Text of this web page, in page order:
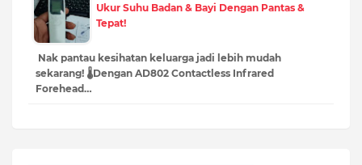
Ukur Suhu Badan & Bayi Dengan Pantas &
Tepat!
Nak pantau kesihatan keluarga jadi lebih mudah
sekarang! 🌡️Dengan AD802 Contactless Infrared
Forehead…